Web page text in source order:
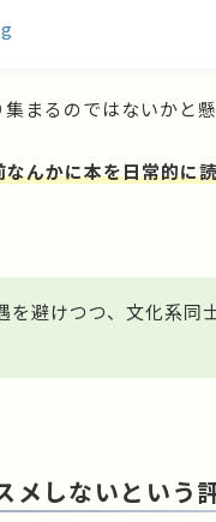
まるのではないかと
んかに本を日常的に
を避けつつ、文化系同
メしないという